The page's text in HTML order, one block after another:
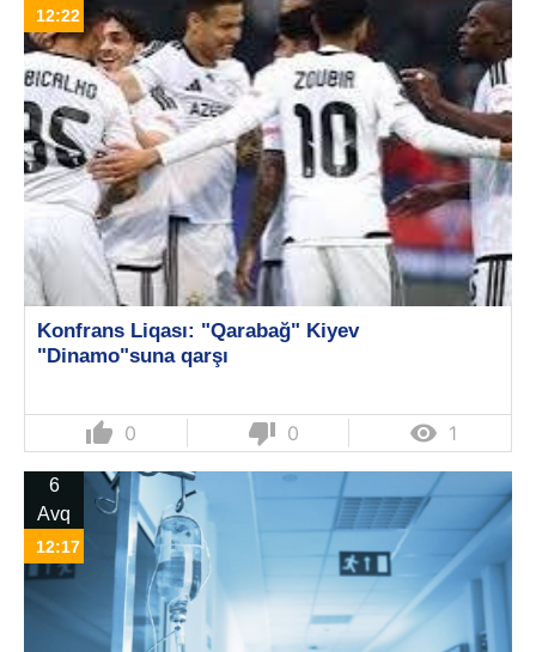
12:22
Konfrans Liqası: "Qarabağ" Kiyev
"Dinamo"suna qarşı
thumb_up 0 thumb_down 0  1
6
Avq
12:17